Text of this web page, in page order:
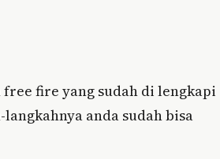
free fire yang sudah di lengkapi
anda sudah bisa